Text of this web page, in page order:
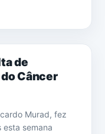
de
Câncer
Murad, fez
esta semana